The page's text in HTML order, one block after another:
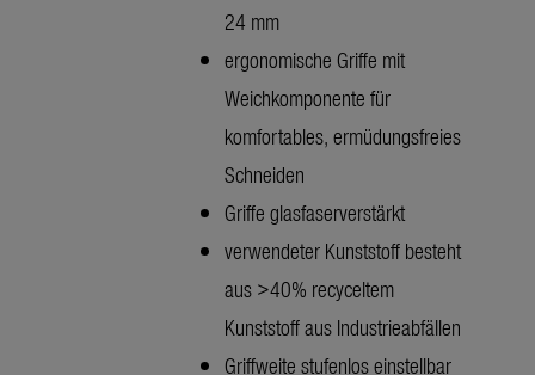
24 mm
ergonomische Griffe mit
Weichkomponente für
komfortables, ermüdungsfreies
Schneiden
Griffe glasfaserverstärkt
verwendeter Kunststoff besteht
aus >40% recyceltem
Kunststoff aus Industrieabfällen
Griffweite stufenlos einstellbar